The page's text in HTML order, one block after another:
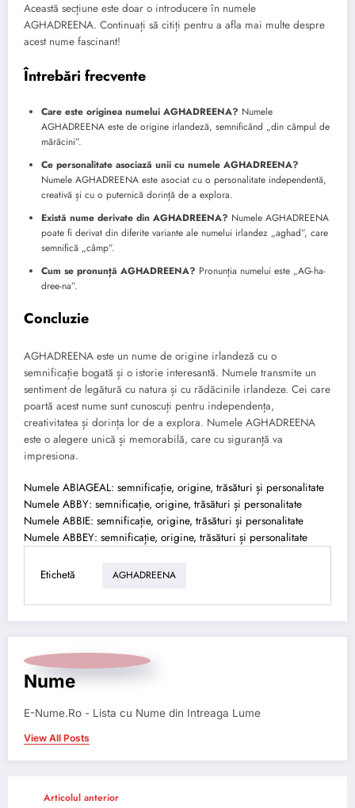
Această secțiune este doar o introducere în numele
AGHADREENA. Continuați să citiți pentru a afla mai multe despre
acest nume fascinant!
Întrebări frecvente
Care este originea numelui AGHADREENA? Numele
AGHADREENA este de origine irlandeză, semnificând „din câmpul de
mărăcini”.
Ce personalitate asociază unii cu numele AGHADREENA?
Numele AGHADREENA este asociat cu o personalitate independentă,
creativă și cu o puternică dorință de a explora.
Există nume derivate din AGHADREENA? Numele AGHADREENA
poate fi derivat din diferite variante ale numelui irlandez „aghad”, care
semnifică „câmp”.
Cum se pronunță AGHADREENA? Pronunția numelui este „AG-ha-
dree-na”.
Concluzie
AGHADREENA este un nume de origine irlandeză cu o
semnificație bogată și o istorie interesantă. Numele transmite un
sentiment de legătură cu natura și cu rădăcinile irlandeze. Cei care
poartă acest nume sunt cunoscuți pentru independența,
creativitatea și dorința lor de a explora. Numele AGHADREENA
este o alegere unică și memorabilă, care cu siguranță va
impresiona.
Numele ABIAGEAL: semnificație, origine, trăsături și personalitate
Numele ABBY: semnificație, origine, trăsături și personalitate
Numele ABBIE: semnificație, origine, trăsături și personalitate
Numele ABBEY: semnificație, origine, trăsături și personalitate
Etichetă AGHADREENA
Nume
E-Nume.Ro - Lista cu Nume din Intreaga Lume
View All Posts
Articolul anterior